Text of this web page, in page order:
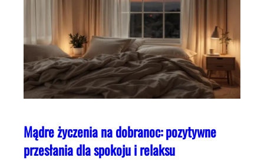
Mądre życzenia na dobranoc: pozytywne
przesłania dla spokoju i relaksu